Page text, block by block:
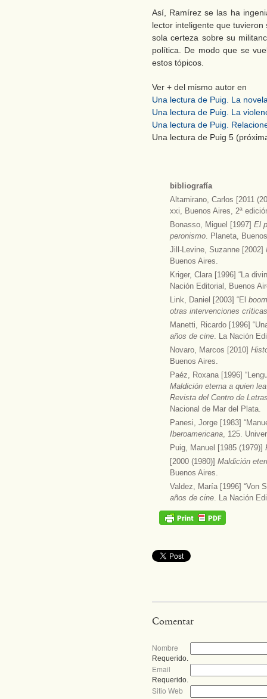
Así, Ramírez se las ha
lector inteligente que
sola certeza sobre su
política. De modo que se
estos tópicos.
Ver + del mismo autor en
Una lectura de Puig. La
Una lectura de Puig. La
Una lectura de Puig.
Una lectura de Puig 5
bibliografía
Altamirano, Carlos [2011
xxi, Buenos Aires, 2ª
Bonasso, Miguel [1997] El
peronismo. Planeta,
Jill-Levine, Suzanne [2002]
Buenos Aires.
Kriger, Clara [1996] “La
Nación Editorial, Buenos
Link, Daniel [2003] “El boom
otras intervenciones críticas
Manetti, Ricardo [1996]
años de cine. La Nación
Novaro, Marcos [2010]
Buenos Aires.
Paéz, Roxana [1996]
Maldición eterna a quien
Revista del Centro de
Nacional de Mar del Plata.
Panesi, Jorge [1983]
Iberoamericana, 125.
Puig, Manuel [1985 (1979)]
[2000 (1980)] Maldición
Buenos Aires.
Valdez, María [1996] “Von
años de cine. La Nación
Comentar
Nombre
Requerido.
Email
Requerido.
Sitio Web